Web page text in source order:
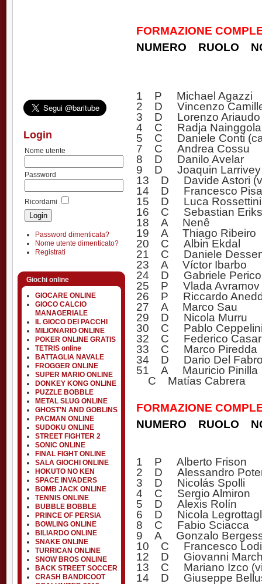
Login
Nome utente
Password
Ricordami
Password dimenticata?
Nome utente dimenticato?
Registrati
Giochi online
GIOCARE ONLINE
GIOCO CALCIO
MANAGERIALE
IL GIOCO DEI PACCHI
MILIONARIO ONLINE
POKER ONLINE GRATIS
TETRIS online
BATTAGLIA NAVALE
FROGGER ONLINE
SUPER MARIO ONLINE
DONKEY KONG ONLINE
PUZZLE BOBBLE
METAL SLUG ONLINE
GHOST'N AND GOBLINS
PACMAN ONLINE
SUDOKU ONLINE
STREET FIGHTER 2
SONIC ONLINE
FINAL FIGHT ONLINE
SALA GIOCHI ONLINE
HOKUTO NO KEN
SPACE INVADERS
BOMB JACK ONLINE
TENNIS ONLINE
BUBBLE BOBBLE
PRINCE OF PERSIA
BOWLING ONLINE
BILIARDO ONLINE
SNAKE ONLINE
TURRICAN ONLINE
SNOW BROS ONLINE
BACK STREET SOCCER
CRASH BANDICOOT
FORMAZIONE
NUMERO RUOLO
1 P Michael Agazzi
2 D Vincenzo
3 D Lorenzo Ariaudo
4 C Radja
5 C Daniele Conti
7 C Andrea Cossu
8 D Danilo Avelar
9 D Joaquin Larrivey
13 D Davide Astori
14 D Francesco
15 D Luca Rossettini
16 C Sebastian
18 A Nenê
19 A Thiago Ribeiro
20 C Albin Ekdal
21 C Daniele
23 A Víctor Ibarbo
24 D Gabriele Perico
25 P Vlada Avramov
26 P Riccardo
27 A Marco Sau
29 D Nicola Murru
30 C Pablo
32 C Federico
33 C Marco Piredda
34 D Dario Del
51 A Mauricio Pinilla
C Matías Cabrera
FORMAZIONE
NUMERO RUOLO
1 P Alberto Frison
2 D Alessandro
3 D Nicolás Spolli
4 C Sergio Almiron
5 D Alexis Rolín
6 D Nicola
8 C Fabio Sciacca
9 A Gonzalo
10 C Francesco Lodi
12 D Giovanni
13 C Mariano Izco
14 D Giuseppe